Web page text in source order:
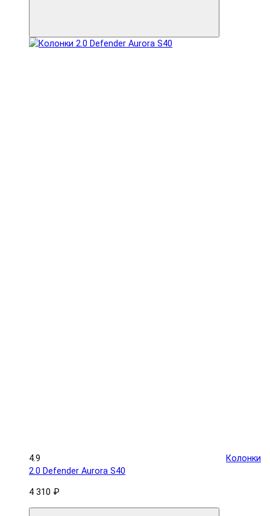
4.9
Колонки
2.0 Defender Aurora S40
4 310 ₽